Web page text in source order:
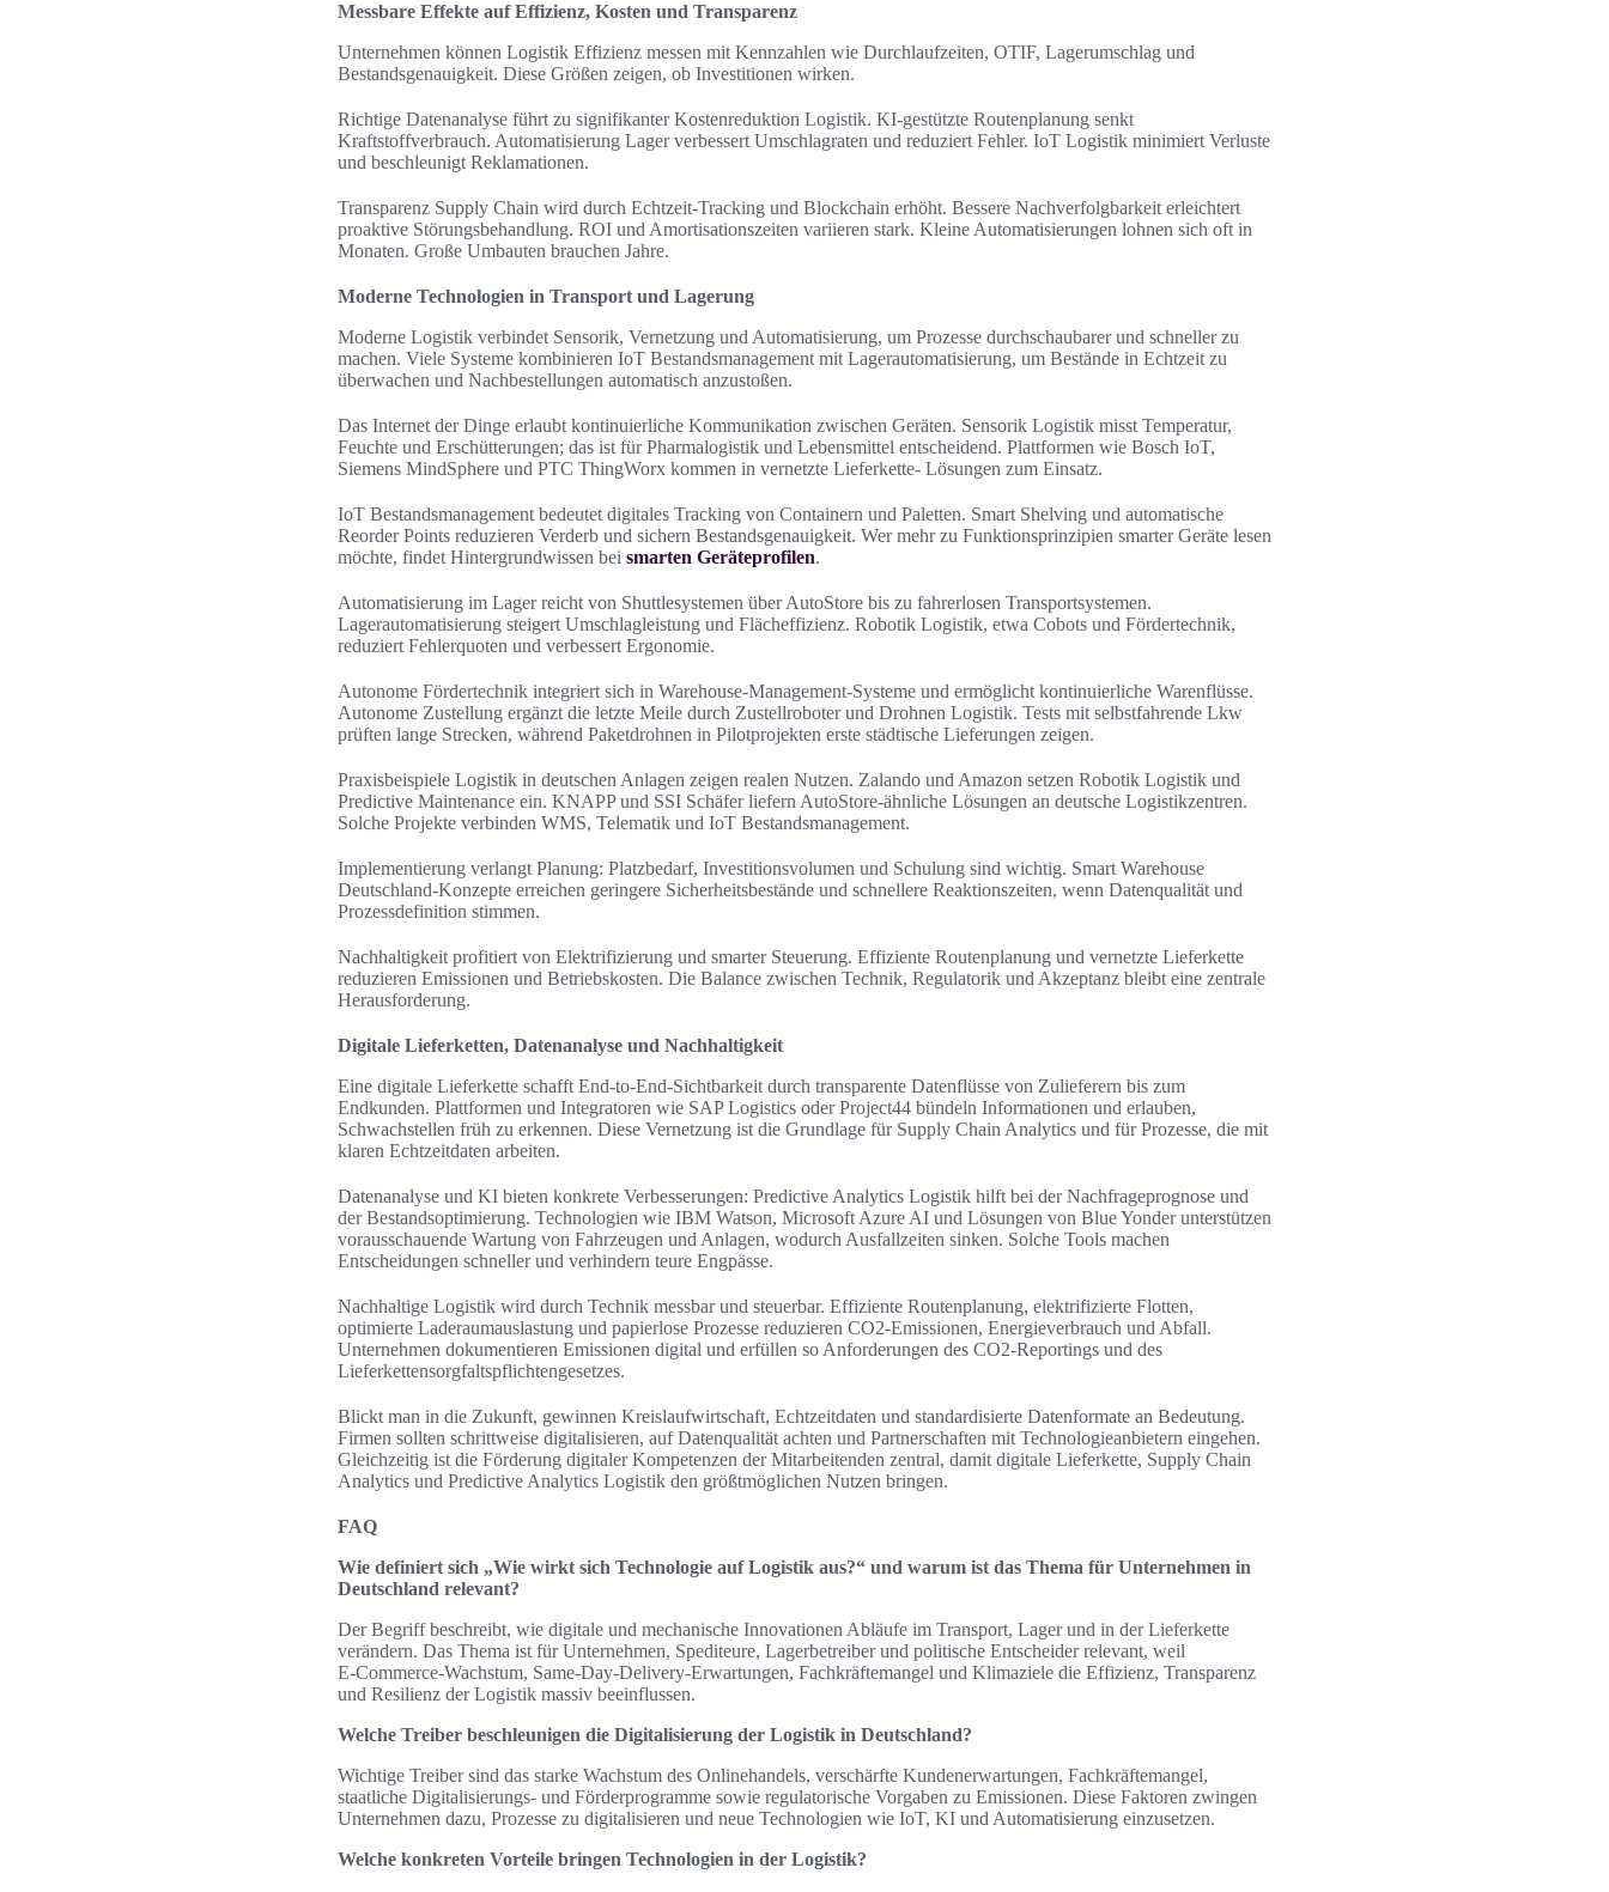
Messbare Effekte auf Effizienz, Kosten und Transparenz
Unternehmen können Logistik Effizienz messen mit Kennzahlen wie Durchlaufzeiten, OTIF, Lagerumschlag und
Bestandsgenauigkeit. Diese Größen zeigen, ob Investitionen wirken.
Richtige Datenanalyse führt zu signifikanter Kostenreduktion Logistik. KI‑gestützte Routenplanung senkt
Kraftstoffverbrauch. Automatisierung Lager verbessert Umschlagraten und reduziert Fehler. IoT Logistik minimiert Verluste
und beschleunigt Reklamationen.
Transparenz Supply Chain wird durch Echtzeit‑Tracking und Blockchain erhöht. Bessere Nachverfolgbarkeit erleichtert
proaktive Störungsbehandlung. ROI und Amortisationszeiten variieren stark. Kleine Automatisierungen lohnen sich oft in
Monaten. Große Umbauten brauchen Jahre.
Moderne Technologien in Transport und Lagerung
Moderne Logistik verbindet Sensorik, Vernetzung und Automatisierung, um Prozesse durchschaubarer und schneller zu
machen. Viele Systeme kombinieren IoT Bestandsmanagement mit Lagerautomatisierung, um Bestände in Echtzeit zu
überwachen und Nachbestellungen automatisch anzustoßen.
Das Internet der Dinge erlaubt kontinuierliche Kommunikation zwischen Geräten. Sensorik Logistik misst Temperatur,
Feuchte und Erschütterungen; das ist für Pharmalogistik und Lebensmittel entscheidend. Plattformen wie Bosch IoT,
Siemens MindSphere und PTC ThingWorx kommen in vernetzte Lieferkette- Lösungen zum Einsatz.
IoT Bestandsmanagement bedeutet digitales Tracking von Containern und Paletten. Smart Shelving und automatische
Reorder Points reduzieren Verderb und sichern Bestandsgenauigkeit. Wer mehr zu Funktionsprinzipien smarter Geräte lesen
möchte, findet Hintergrundwissen bei smarten Geräteprofilen.
Automatisierung im Lager reicht von Shuttlesystemen über AutoStore bis zu fahrerlosen Transportsystemen.
Lagerautomatisierung steigert Umschlagleistung und Flächeffizienz. Robotik Logistik, etwa Cobots und Fördertechnik,
reduziert Fehlerquoten und verbessert Ergonomie.
Autonome Fördertechnik integriert sich in Warehouse-Management-Systeme und ermöglicht kontinuierliche Warenflüsse.
Autonome Zustellung ergänzt die letzte Meile durch Zustellroboter und Drohnen Logistik. Tests mit selbstfahrende Lkw
prüften lange Strecken, während Paketdrohnen in Pilotprojekten erste städtische Lieferungen zeigen.
Praxisbeispiele Logistik in deutschen Anlagen zeigen realen Nutzen. Zalando und Amazon setzen Robotik Logistik und
Predictive Maintenance ein. KNAPP und SSI Schäfer liefern AutoStore‑ähnliche Lösungen an deutsche Logistikzentren.
Solche Projekte verbinden WMS, Telematik und IoT Bestandsmanagement.
Implementierung verlangt Planung: Platzbedarf, Investitionsvolumen und Schulung sind wichtig. Smart Warehouse
Deutschland-Konzepte erreichen geringere Sicherheitsbestände und schnellere Reaktionszeiten, wenn Datenqualität und
Prozessdefinition stimmen.
Nachhaltigkeit profitiert von Elektrifizierung und smarter Steuerung. Effiziente Routenplanung und vernetzte Lieferkette
reduzieren Emissionen und Betriebskosten. Die Balance zwischen Technik, Regulatorik und Akzeptanz bleibt eine zentrale
Herausforderung.
Digitale Lieferketten, Datenanalyse und Nachhaltigkeit
Eine digitale Lieferkette schafft End‑to‑End‑Sichtbarkeit durch transparente Datenflüsse von Zulieferern bis zum
Endkunden. Plattformen und Integratoren wie SAP Logistics oder Project44 bündeln Informationen und erlauben,
Schwachstellen früh zu erkennen. Diese Vernetzung ist die Grundlage für Supply Chain Analytics und für Prozesse, die mit
klaren Echtzeitdaten arbeiten.
Datenanalyse und KI bieten konkrete Verbesserungen: Predictive Analytics Logistik hilft bei der Nachfrageprognose und
der Bestandsoptimierung. Technologien wie IBM Watson, Microsoft Azure AI und Lösungen von Blue Yonder unterstützen
vorausschauende Wartung von Fahrzeugen und Anlagen, wodurch Ausfallzeiten sinken. Solche Tools machen
Entscheidungen schneller und verhindern teure Engpässe.
Nachhaltige Logistik wird durch Technik messbar und steuerbar. Effiziente Routenplanung, elektrifizierte Flotten,
optimierte Laderaumauslastung und papierlose Prozesse reduzieren CO2‑Emissionen, Energieverbrauch und Abfall.
Unternehmen dokumentieren Emissionen digital und erfüllen so Anforderungen des CO2‑Reportings und des
Lieferkettensorgfaltspflichtengesetzes.
Blickt man in die Zukunft, gewinnen Kreislaufwirtschaft, Echtzeitdaten und standardisierte Datenformate an Bedeutung.
Firmen sollten schrittweise digitalisieren, auf Datenqualität achten und Partnerschaften mit Technologieanbietern eingehen.
Gleichzeitig ist die Förderung digitaler Kompetenzen der Mitarbeitenden zentral, damit digitale Lieferkette, Supply Chain
Analytics und Predictive Analytics Logistik den größtmöglichen Nutzen bringen.
FAQ
Wie definiert sich „Wie wirkt sich Technologie auf Logistik aus?“ und warum ist das Thema für Unternehmen in
Deutschland relevant?
Der Begriff beschreibt, wie digitale und mechanische Innovationen Abläufe im Transport, Lager und in der Lieferkette
verändern. Das Thema ist für Unternehmen, Spediteure, Lagerbetreiber und politische Entscheider relevant, weil
E‑Commerce‑Wachstum, Same‑Day‑Delivery‑Erwartungen, Fachkräftemangel und Klimaziele die Effizienz, Transparenz
und Resilienz der Logistik massiv beeinflussen.
Welche Treiber beschleunigen die Digitalisierung der Logistik in Deutschland?
Wichtige Treiber sind das starke Wachstum des Onlinehandels, verschärfte Kundenerwartungen, Fachkräftemangel,
staatliche Digitalisierungs‑ und Förderprogramme sowie regulatorische Vorgaben zu Emissionen. Diese Faktoren zwingen
Unternehmen dazu, Prozesse zu digitalisieren und neue Technologien wie IoT, KI und Automatisierung einzusetzen.
Welche konkreten Vorteile bringen Technologien in der Logistik?